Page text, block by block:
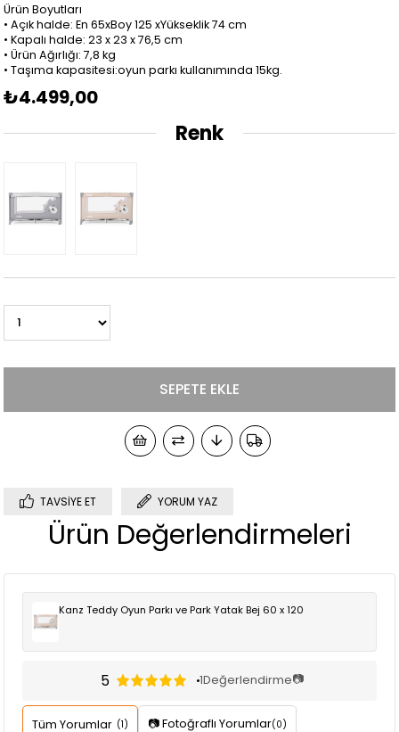
Ürün Boyutları
• Açık halde: En 65xBoy 125 xYükseklik 74 cm
• Kapalı halde: 23 x 23 x 76,5 cm
• Ürün Ağırlığı: 7,8 kg
• Taşıma kapasitesi:oyun parkı kullanımında 15kg.
₺4.499,00
Renk
TAVSIYE ET YORUM YAZ
Ürün Değerlendirmeleri
Kanz Teddy Oyun Parkı ve Park Yatak Bej 60 x 120
5 1Değerlendirme📷
Tüm Yorumlar (1) 📷 Fotoğraflı Yorumlar(0)